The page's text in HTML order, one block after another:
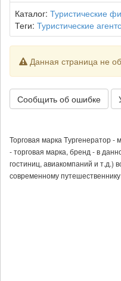
Каталог: Туристические
Теги: Туристические
Данная страница не
Сообщить об ошибке
Торговая марка Tургенератор -
- торговая марка, бренд - в
гостиниц, авиакомпаний и т.д.)
современному